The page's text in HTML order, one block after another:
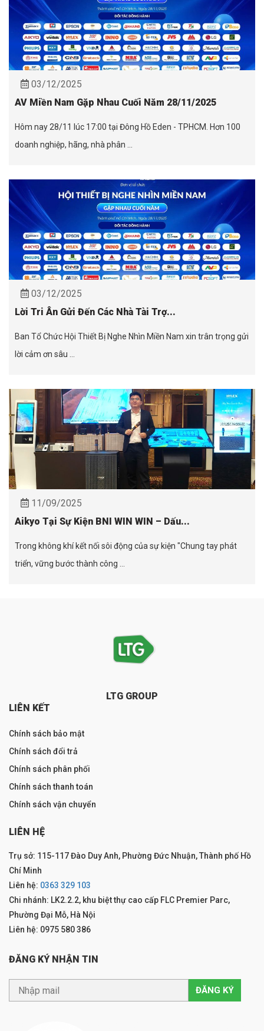
03/12/2025
AV Miền Nam Gặp Nhau Cuối Năm 28/11/2025
Hôm nay 28/11 lúc 17:00 tại Đông Hồ Eden - TPHCM. Hơn 100
doanh nghiệp, hãng, nhà phân ...
03/12/2025
Lời Tri Ân Gửi Đến Các Nhà Tài Trợ...
Ban Tổ Chức Hội Thiết Bị Nghe Nhìn Miền Nam xin trân trọng gửi
lời cảm ơn sâu ...
11/09/2025
Aikyo Tại Sự Kiện BNI WIN WIN – Dấu...
Trong không khí kết nối sôi động của sự kiện "Chung tay phát
triển, vững bước thành công ...
LTG GROUP
LIÊN KẾT
Chính sách bảo mật
Chính sách đổi trả
Chính sách phân phối
Chính sách thanh toán
Chính sách vận chuyển
LIÊN HỆ
Trụ sở: 115-117 Đào Duy Anh, Phường Đức Nhuận, Thành phố Hồ
Chí Minh
Liên hệ: 0363 329 103
Chi nhánh: LK2.2.2, khu biệt thự cao cấp FLC Premier Parc,
Phường Đại Mỗ, Hà Nội
Liên hệ: 0975 580 386
ĐĂNG KÝ NHẬN TIN